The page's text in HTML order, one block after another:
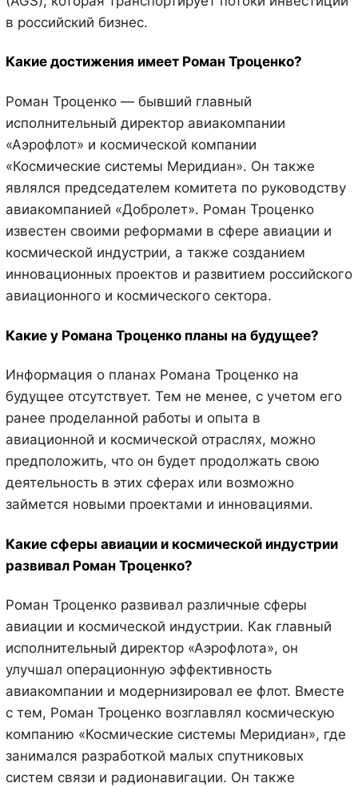
в российский бизнес.
Какие достижения имеет Роман Троценко?
Роман Троценко — бывший главный
исполнительный директор авиакомпании
«Аэрофлот» и космической компании
«Космические системы Меридиан». Он также
являлся председателем комитета по руководству
авиакомпанией «Добролет». Роман Троценко
известен своими реформами в сфере авиации и
космической индустрии, а также созданием
инновационных проектов и развитием российского
авиационного и космического сектора.
Какие у Романа Троценко планы на будущее?
Информация о планах Романа Троценко на
будущее отсутствует. Тем не менее, с учетом его
ранее проделанной работы и опыта в
авиационной и космической отраслях, можно
предположить, что он будет продолжать свою
деятельность в этих сферах или возможно
займется новыми проектами и инновациями.
Какие сферы авиации и космической индустрии
развивал Роман Троценко?
Роман Троценко развивал различные сферы
авиации и космической индустрии. Как главный
исполнительный директор «Аэрофлота», он
улучшал операционную эффективность
авиакомпании и модернизировал ее флот. Вместе
с тем, Роман Троценко возглавлял космическую
компанию «Космические системы Меридиан», где
занимался разработкой малых спутниковых
систем связи и радионавигации. Он также